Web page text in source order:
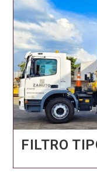
FILTRO